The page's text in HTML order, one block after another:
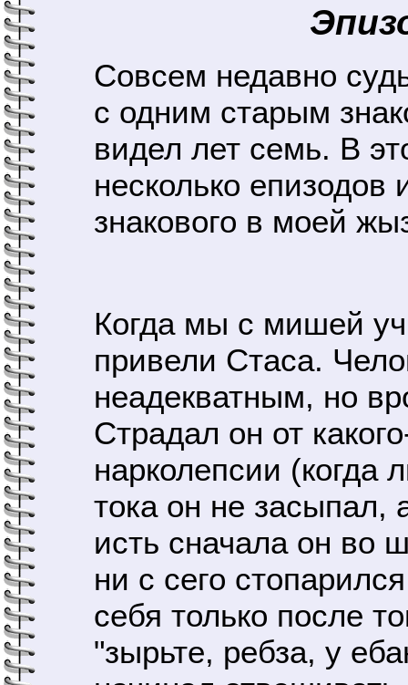
Совсем недавно
с одним старым
видел лет семь. В
несколько епизодов
знакового в моей
Когда мы с мишей
привели Стаса.
неадекватным, но
Страдал он от
нарколепсии
тока он не засыпал,
исть сначала он во
ни с сего
себя только после
"зырьте, ребза, у